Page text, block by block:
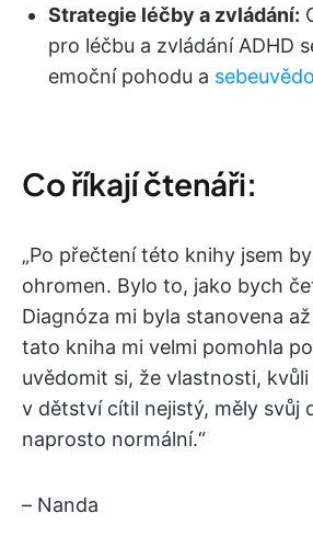
Strategie léčby a zvládání:
pro léčbu a zvládání ADHD
emoční pohodu a
Co říkají čtenáři:
„Po přečtení této knihy jsem
ohromen. Bylo to, jako bych
Diagnóza mi byla stanovena
tato kniha mi velmi pomohla
uvědomit si, že vlastnosti,
v dětství cítil nejistý, měly svůj
naprosto normální.“
– Nanda